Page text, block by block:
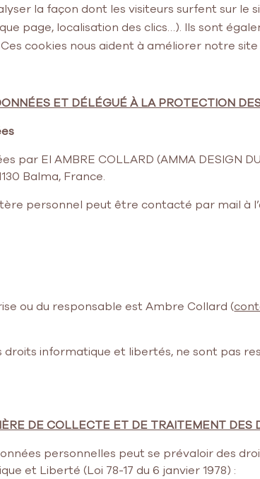
la façon dont les visiteurs surfent sur le
page, localisation des clics…). Ils sont
cookies nous aident à améliorer notre
ET DÉLÉGUÉ À LA PROTECTION
EI AMBRE COLLARD (AMMA DESIGN
Balma, France.
personnel peut être contacté par mail à
ou du responsable est Ambre Collard (
informatique et libertés, ne sont pas
DE COLLECTE ET DE TRAITEMENT DES
personnelles peut se prévaloir des
et Liberté (Loi 78-17 du 6 janvier 1978) :